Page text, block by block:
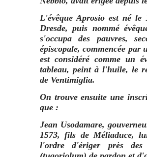
L'évêque Aprosio est né
Dresde, puis nommé
s'occupa des pauvres,
épiscopale, commencée par
est considéré comme un
tableau, peint à l'huile, le
de Ventimiglia.
On trouve ensuite une
que :
Jean Usodamare,
1573, fils de Méliaduce,
l'ordre d'ériger près des